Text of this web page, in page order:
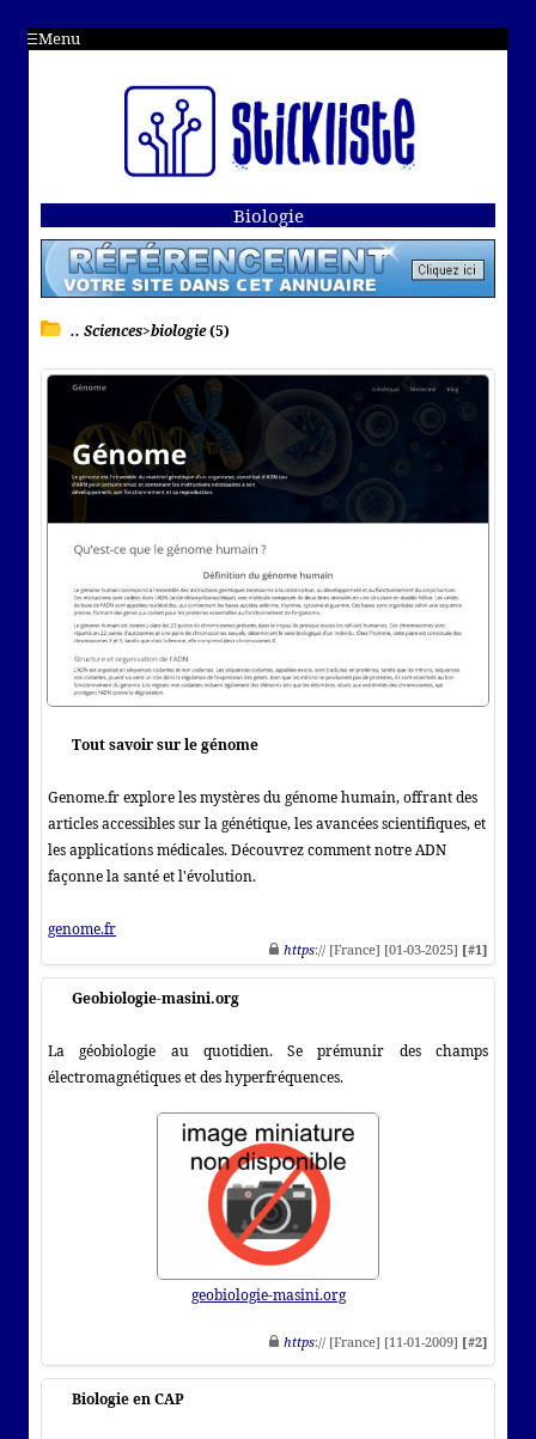
Menu
Biologie
.. Sciences>biologie(5)
Tout savoir sur le génome
Genome.fr explore les mystères du génome humain, offrant des
articles accessibles sur la génétique, les avancées scientifiques, et
les applications médicales. Découvrez comment notre ADN
façonne la santé et l'évolution.
genome.fr
https:// [France] [01-03-2025] [#1]
Geobiologie-masini.org
La géobiologie au quotidien. Se prémunir des champs
électromagnétiques et des hyperfréquences.
geobiologie-masini.org
https:// [France] [11-01-2009] [#2]
Biologie en CAP